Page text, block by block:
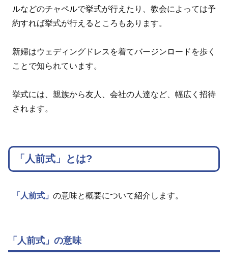
ルなどのチャペルで挙式が行えたり、教会によっては予
約すれば挙式が行えるところもあります。
新婦はウェディングドレスを着てバージンロードを歩く
ことで知られています。
挙式には、親族から友人、会社の人達など、幅広く招待
されます。
「人前式」とは?
「人前式」 の意味と概要について紹介します。
「人前式」の意味